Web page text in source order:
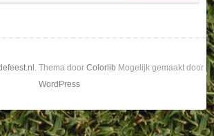
. Thema door Colorlib Mogelijk gemaakt door
WordPress